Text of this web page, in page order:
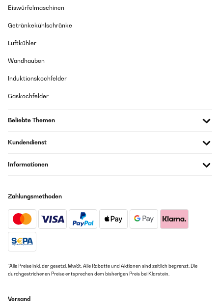
Eiswürfelmaschinen
Getränkekühlschränke
Luftkühler
Wandhauben
Induktionskochfelder
Gaskochfelder
Beliebte Themen
Kundendienst
Informationen
Zahlungsmethoden
*Alle Preise inkl. der gesetzl. MwSt. Alle Rabatte und Aktionen sind zeitlich begrenzt. Die
durchgestrichenen Preise entsprechen dem bisherigen Preis bei Klarstein.
Versand